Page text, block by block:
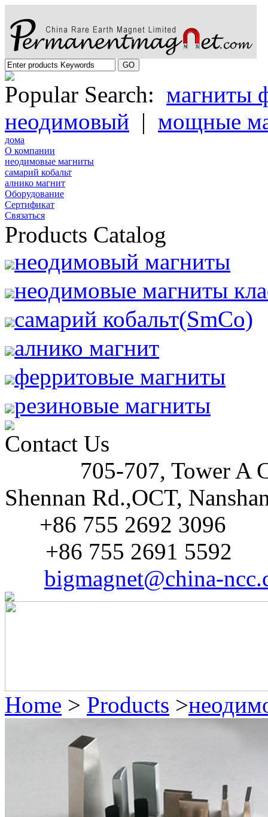
Popular Search: магниты
неодимовый | мощные
дома
О компании
неодимовые магниты
самарий кобальт
алнико магнит
Oборудование
Cертификат
Cвязаться
Products Catalog
неодимовый магниты
неодимовые магниты
самарий кобальт(SmCo)
алнико магнит
ферритовые магниты
резиновые магниты
Contact Us
705-707, Tower A
Shennan Rd.,OCT,
+86 755 2692 3096
+86 755 2691 5592
bigmagnet@china-
Home > Products >